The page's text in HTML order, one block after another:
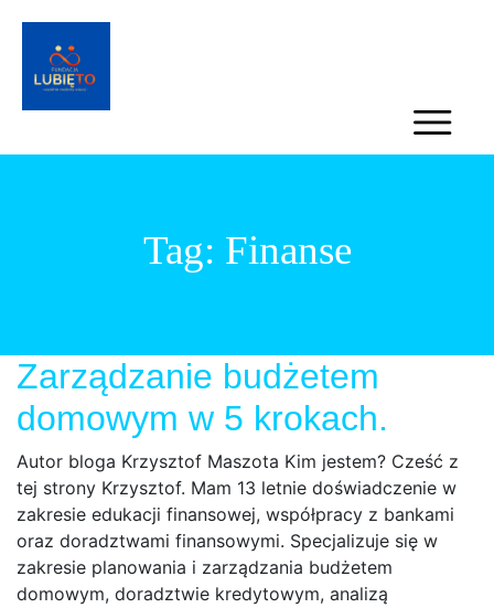
Tag: Finanse
Zarządzanie budżetem
domowym w 5 krokach.
Autor bloga Krzysztof Maszota Kim jestem? Cześć z
tej strony Krzysztof. Mam 13 letnie doświadczenie w
zakresie edukacji finansowej, współpracy z bankami
oraz doradztwami finansowymi. Specjalizuje się w
zakresie planowania i zarządzania budżetem
domowym, doradztwie kredytowym, analizą